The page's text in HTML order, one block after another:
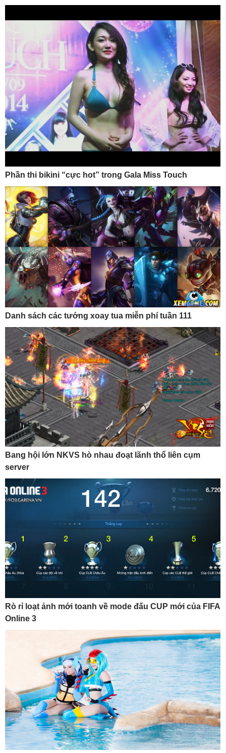
Phần thi bikini “cực hot” trong Gala Miss Touch
Danh sách các tướng xoay tua miễn phí tuần 111
Bang hội lớn NKVS hò nhau đoạt lãnh thổ liên cụm
server
Rò rỉ loạt ảnh mới toanh về mode đấu CUP mới của FIFA
Online 3